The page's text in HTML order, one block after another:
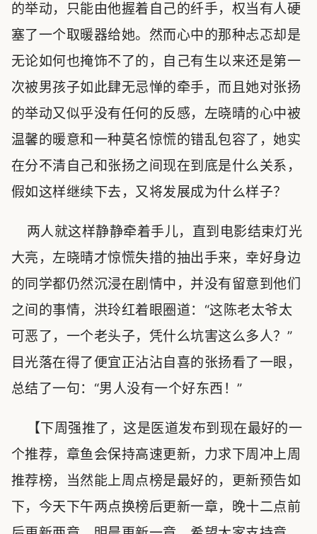
的举动，只能由他握着自己的纤手，权当有人硬
塞了一个取暖器给她。然而心中的那种忐忑却是
无论如何也掩饰不了的，自己有生以来还是第一
次被男孩子如此肆无忌惮的牵手，而且她对张扬
的举动又似乎没有任何的反感，左晓晴的心中被
温馨的暖意和一种莫名惊慌的错乱包容了，她实
在分不清自己和张扬之间现在到底是什么关系，
假如这样继续下去，又将发展成为什么样子？
两人就这样静静牵着手儿，直到电影结束灯光
大亮，左晓晴才惊慌失措的抽出手来，幸好身边
的同学都仍然沉浸在剧情中，并没有留意到他们
之间的事情，洪玲红着眼圈道：“这陈老太爷太
可恶了，一个老头子，凭什么坑害这么多人？”
目光落在得了便宜正沾沾自喜的张扬看了一眼，
总结了一句：“男人没有一个好东西！”
【下周强推了，这是医道发布到现在最好的一
个推荐，章鱼会保持高速更新，力求下周冲上周
推荐榜，当然能上周点榜是最好的，更新预告如
下，今天下午两点换榜后更新一章，晚十二点前